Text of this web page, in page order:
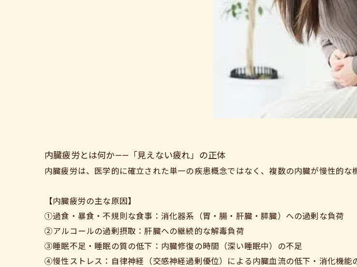
内臓疲労とは何か——「見えない疲れ」の正体
内臓疲労は、医学的に確立された単一の疾患概念ではなく、複数の内臓が慢性的な
【内臓疲労の主な原因】
①過食・暴食・不規則な食事：消化器系（胃・腸・肝臓・膵臓）への過剰な負荷
②アルコールの過剰摂取：肝臓への継続的な解毒負荷
③睡眠不足・睡眠の質の低下：内臓修復の時間（深い睡眠中）の不足
④慢性ストレス：自律神経（交感神経過剰優位）による内臓血流の低下・消化機能
ご予約はこちら